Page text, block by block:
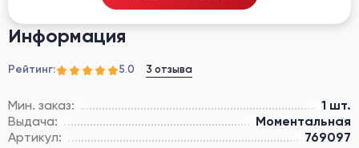
Информация
Рейтинг: 5.0 3 отзыва
Мин. заказ:
1 шт.
Выдача:
Моментальная
Артикул:
769097